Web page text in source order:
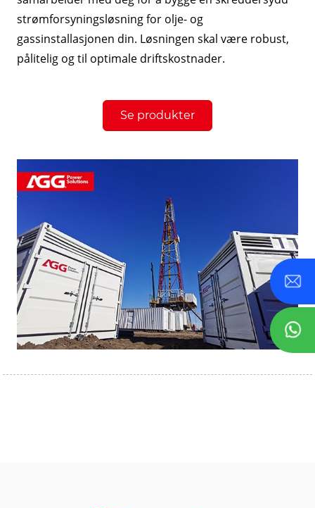
strømforsyningsløsning for olje- og
gassinstallasjonen din. Løsningen skal være robust,
pålitelig og til optimale driftskostnader.
Se produkter